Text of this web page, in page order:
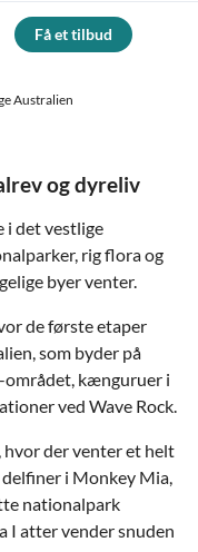
Få et tilbud
Australien
og dyreliv
i det vestlige
rig flora og
byer venter.
de første etaper
som byder på
området, kænguruer i
ved Wave Rock.
hvor der venter et helt
i Monkey Mia,
nationalpark
I atter vender snuden